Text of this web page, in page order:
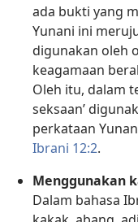
ada bukti yang
Yunani ini
digunakan oleh
keagamaan
Oleh itu, dalam
seksaan’
perkataan
Ibrani 12:2.
Menggunakan
Dalam bahasa